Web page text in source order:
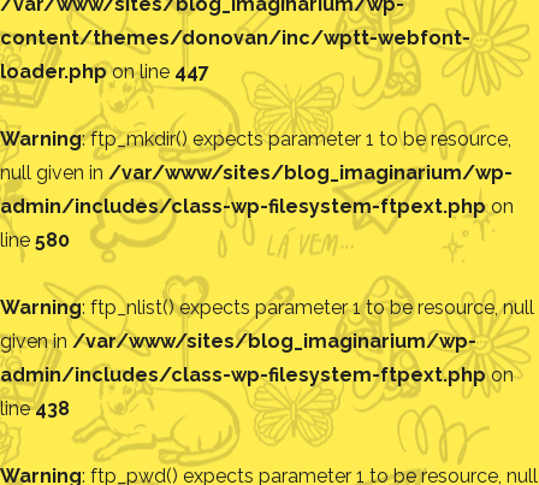
content/themes/donovan/inc/wptt-webfont-
loader.phpon line 447
Warning: ftp_mkdir() expects parameter 1 to be resource,
null given in /var/www/sites/blog_imaginarium/wp-
admin/includes/class-wp-filesystem-ftpext.phpon
line 580
Warning: ftp_nlist() expects parameter 1 to be resource, null
given in/var/www/sites/blog_imaginarium/wp-
admin/includes/class-wp-filesystem-ftpext.phpon
line438
Warning: ftp_pwd() expects parameter 1 to be resource, null